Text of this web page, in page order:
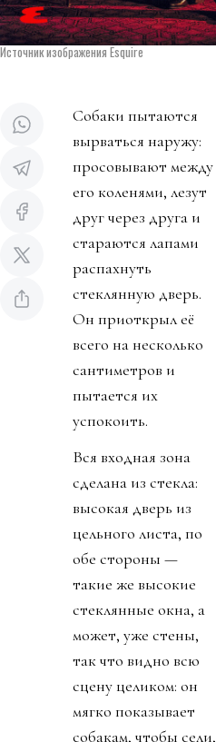
Источник изображения Esquire
Собаки пытаются
вырваться наружу:
просовывают между
его коленями, лезут
друг через друга и
стараются лапами
распахнуть
стеклянную дверь.
Он приоткрыл её
всего на несколько
сантиметров и
пытается их
успокоить.
Вся входная зона
сделана из стекла:
высокая дверь из
цельного листа, по
обе стороны —
такие же высокие
стеклянные окна, а
может, уже стены,
так что видно всю
сцену целиком: он
мягко показывает
собакам, чтобы сели,